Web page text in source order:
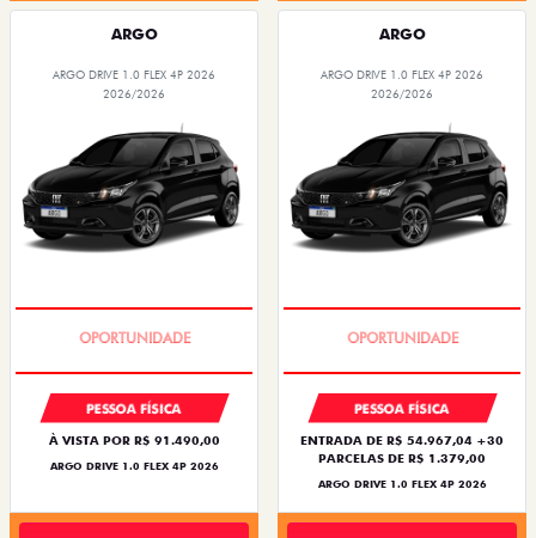
ARGO
ARGO DRIVE 1.0 FLEX 4P 2026
2026/2026
PESSOA FÍSICA
À VISTA POR R$ 91.490,00
ARGO DRIVE 1.0 FLEX 4P 2026
ARGO
ARGO DRIVE 1.0 FLEX 4P 2026
2026/2026
PESSOA FÍSICA
ENTRADA DE R$ 54.967,04 +30
PARCELAS DE R$ 1.379,00
ARGO DRIVE 1.0 FLEX 4P 2026